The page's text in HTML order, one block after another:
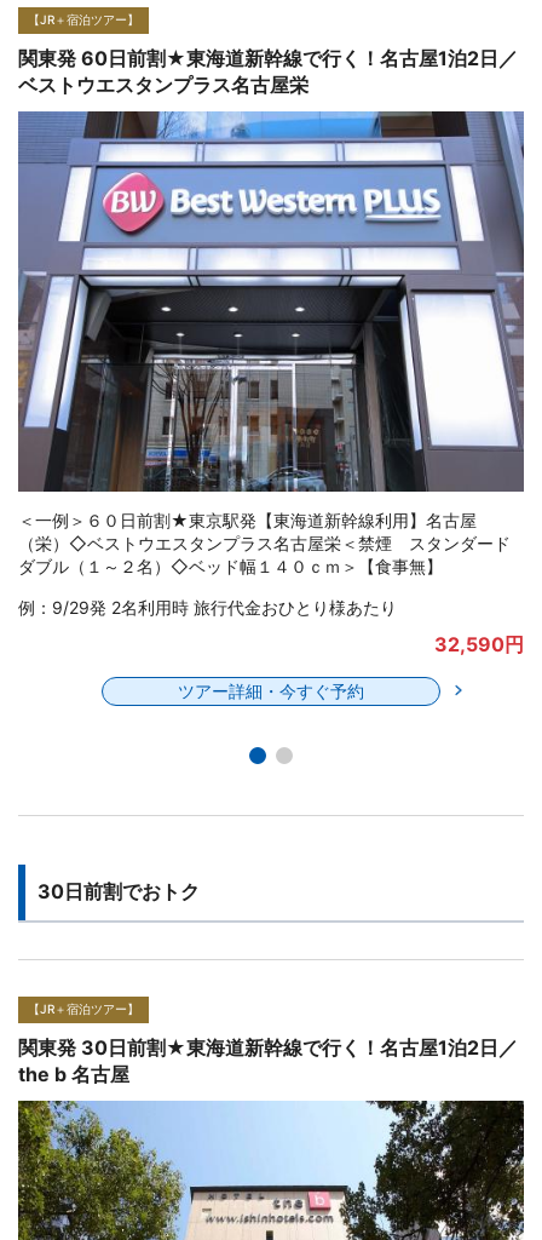
【JR＋宿泊ツアー】
関東発 60日前割★東海道新幹線で行く！名古屋1泊2日／
the b 名古屋
＜一例＞６０日前割★東京駅発【東海道新幹線利用】名古屋
（栄）◇ｔｈｅｂ名古屋＜禁煙 ダブル（２名）◇ベッド幅１４
０ｃｍ＞【食事無】栄駅１３出口より徒歩約３分
例：9/29発 2名利用時 旅行代金おひとり様あたり
27,450円
ツアー詳細・今すぐ予約
30日前割でおトク
【JR＋宿泊ツアー】
関東発 30日前割★東海道新幹線で行く！名古屋1泊2日／
三交イン名古屋錦～四季乃湯～